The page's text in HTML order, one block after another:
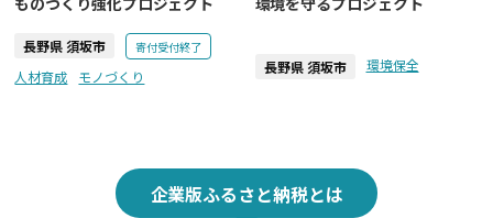
長野県 須坂市 寄付受付終了
人材育成 モノづくり
長野県 須坂市 環境保全
企業版ふるさと納税とは